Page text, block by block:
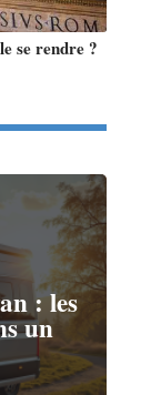
se rendre ?
: les
un